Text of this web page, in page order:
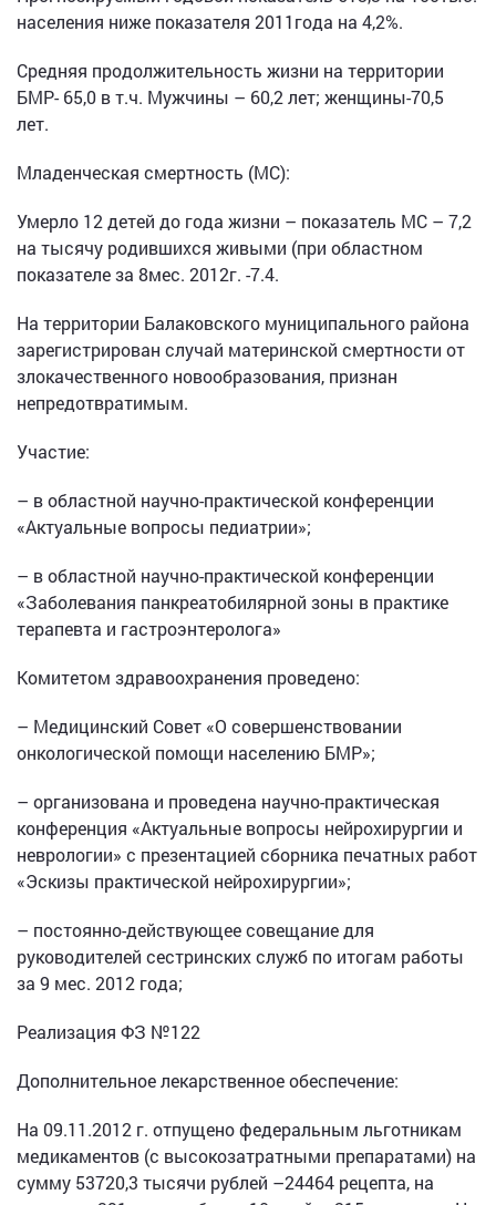
населения ниже показателя 2011года на 4,2%.
Средняя продолжительность жизни на территории
БМР- 65,0 в т.ч. Мужчины – 60,2 лет; женщины-70,5
лет.
Младенческая смертность (МС):
Умерло 12 детей до года жизни – показатель МС – 7,2
на тысячу родившихся живыми (при областном
показателе за 8мес. 2012г. -7.4.
На территории Балаковского муниципального района
зарегистрирован случай материнской смертности от
злокачественного новообразования, признан
непредотвратимым.
Участие:
– в областной научно-практической конференции
«Актуальные вопросы педиатрии»;
– в областной научно-практической конференции
«Заболевания панкреатобилярной зоны в практике
терапевта и гастроэнтеролога»
Комитетом здравоохранения проведено:
– Медицинский Совет «О совершенствовании
онкологической помощи населению БМР»;
– организована и проведена научно-практическая
конференция «Актуальные вопросы нейрохирургии и
неврологии» с презентацией сборника печатных работ
«Эскизы практической нейрохирургии»;
– постоянно-действующее совещание для
руководителей сестринских служб по итогам работы
за 9 мес. 2012 года;
Реализация ФЗ №122
Дополнительное лекарственное обеспечение:
На 09.11.2012 г. отпущено федеральным льготникам
медикаментов (с высокозатратными препаратами) на
сумму 53720,3 тысячи рублей –24464 рецепта, на